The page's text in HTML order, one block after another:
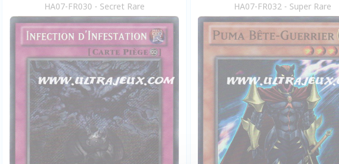
HA07-FR030 - Secret Rare HA07-FR032 - Super Rare